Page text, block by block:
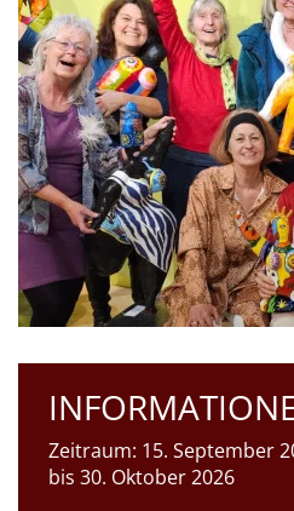
Zeitraum: 15. September
bis 30. Oktober 2026